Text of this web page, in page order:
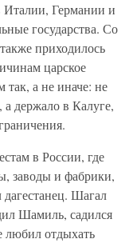
Германии и
государства. Со
приходилось
царское
а не иначе: не
а держало в Калуге,
в России, где
заводы и фабрики,
Шагал
Шамиль, садился
любил отдыхать